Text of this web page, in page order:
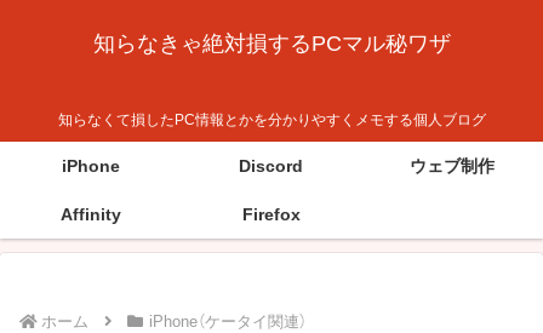
知らなきゃ絶対損するPCマル秘ワザ
知らなくて損したPC情報とかを分かりやすくメモする個人ブログ
iPhone Discord ウェブ制作
Affinity Firefox
ホーム iPhone（ケータイ関連）